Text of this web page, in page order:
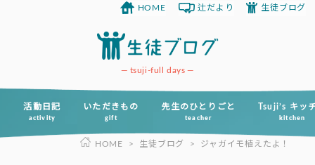
ツ
tsuji-full days
活動日記
activity
いただきもの
gift
先生のひとりごと
teacher
Tsuji’s キッ
kitchen
HOME 辻だより 生徒ブログ
HOME > 生徒ブログ > ジャガイモ植えたよ！